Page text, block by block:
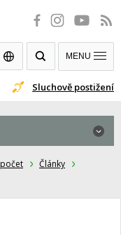
Sluchově postižení
MENU
Články